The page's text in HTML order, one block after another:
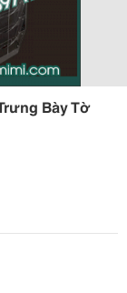
Bày Tờ